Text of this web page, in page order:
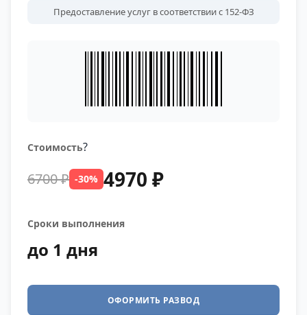
Предоставление услуг в соответствии с 152-ФЗ
Стоимость?
6700 ₽ -30% 4970 ₽
Сроки выполнения
до 1 дня
ОФОРМИТЬ РАЗВОД